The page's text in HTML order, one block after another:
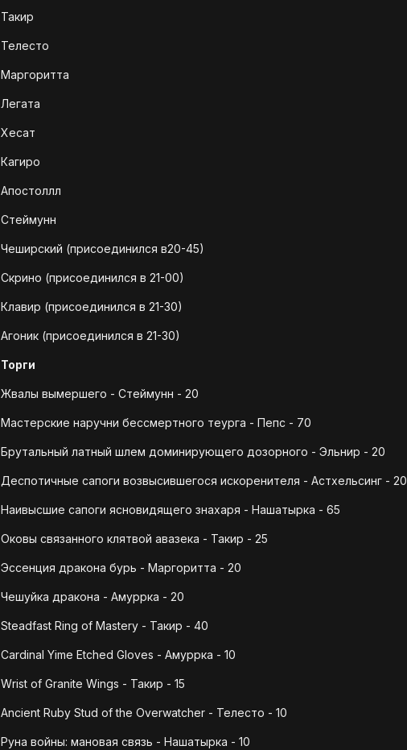
Такир
Телесто
Маргоритта
Легата
Хесат
Кагиро
Апостоллл
Стеймунн
Чеширский (присоединился в20-45)
Скрино (присоединился в 21-00)
Клавир (присоединился в 21-30)
Агоник (присоединился в 21-30)
Торги
Жвалы вымершего - Стеймунн - 20
Мастерские наручни бессмертного теурга - Пепс - 70
Брутальный латный шлем доминирующего дозорного - Эльнир - 20
Деспотичные сапоги возвысившегося искоренителя - Астхельсинг - 20
Наивысшие сапоги ясновидящего знахаря - Нашатырка - 65
Оковы связанного клятвой авазека - Такир - 25
Эссенция дракона бурь - Маргоритта - 20
Чешуйка дракона - Амуррка - 20
Steadfast Ring of Mastery - Такир - 40
Cardinal Yime Etched Gloves - Амуррка - 10
Wrist of Granite Wings - Такир - 15
Ancient Ruby Stud of the Overwatcher - Телесто - 10
Руна войны: мановая связь - Нашатырка - 10